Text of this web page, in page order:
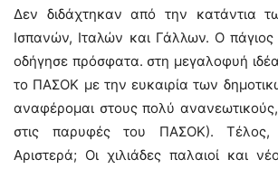
Δεν διδάχτηκαν από την κατάντια
Ισπανών, Ιταλών και Γάλλων. Ο πάγιος
οδήγησε πρόσφατα. στη μεγαλοφυή
το ΠΑΣΟΚ με την ευκαιρία των
αναφέρομαι στους πολύ
στις παρυφές του ΠΑΣΟΚ). Τέλος,
Αριστερά; Οι χιλιάδες παλαιοί και